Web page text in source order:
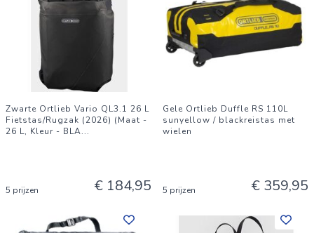
Zwarte Ortlieb Vario QL3.1 26 L
Fietstas/Rugzak (2026) (Maat -
26 L, Kleur - BLA...
5 prijzen € 184,95
Gele Ortlieb Duffle RS 110L
sunyellow / blackreistas met
wielen
5 prijzen € 359,95